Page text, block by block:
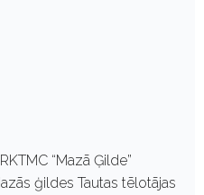
“Mazā Ģilde”
ģildes Tautas tēlotājas